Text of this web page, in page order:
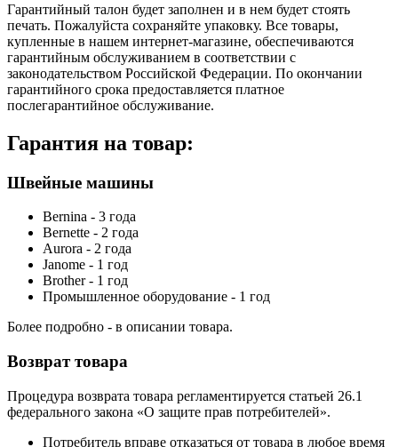
Гарантийный талон будет заполнен и в нем будет стоять
печать. Пожалуйста сохраняйте упаковку. Все товары,
купленные в нашем интернет-магазине, обеспечиваются
гарантийным обслуживанием в соответствии с
законодательством Российской Федерации. По окончании
гарантийного срока предоставляется платное
послегарантийное обслуживание.
Гарантия на товар:
Швейные машины
Bernina - 3 года
Bernette - 2 года
Aurora - 2 года
Janome - 1 год
Brother - 1 год
Промышленное оборудование - 1 год
Более подробно - в описании товара.
Возврат товара
Процедура возврата товара регламентируется статьей 26.1
федерального закона «О защите прав потребителей».
Потребитель вправе отказаться от товара в любое время